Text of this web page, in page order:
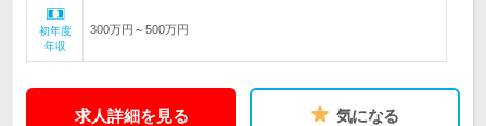
初年度
年収
300万円～500万円
求人詳細を見る 気になる